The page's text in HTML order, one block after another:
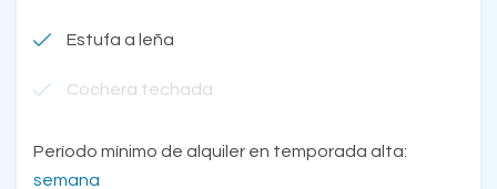
Estufa a leña
Cochera techada
Período mínimo de alquiler en temporada alta:
semana